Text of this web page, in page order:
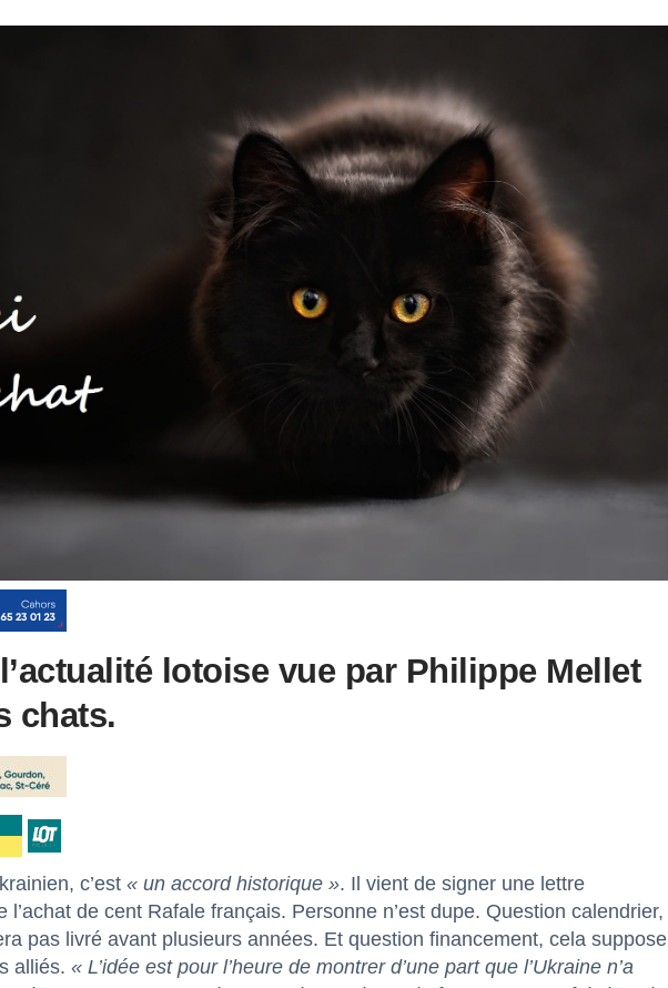
lotoise vue par Philippe Mellet
chats.
c’est « un accord historique ». Il vient de signer une lettre
l’achat de cent Rafale français. Personne n’est dupe. Question calendrier,
pas livré avant plusieurs années. Et question financement, cela suppose
alliés. « L’idée est pour l’heure de montrer d’une part que l’Ukraine n’a